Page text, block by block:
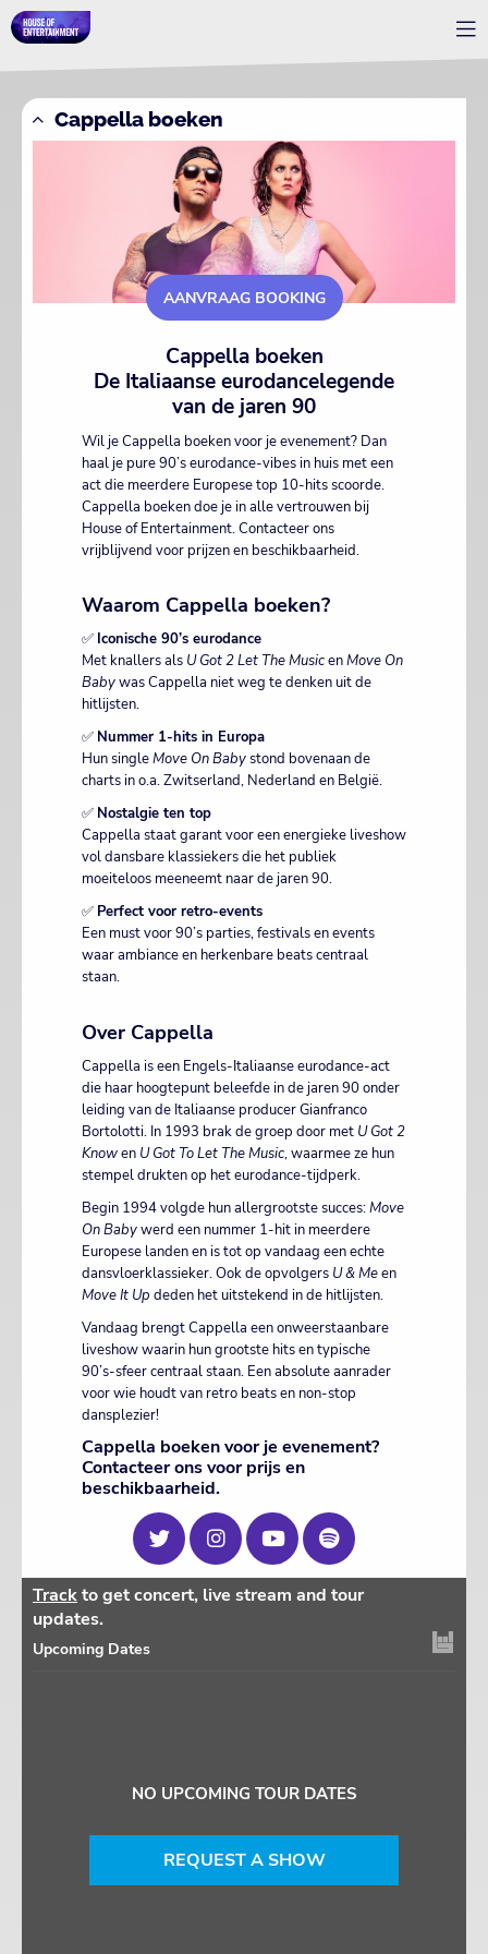
Cappella boeken
AANVRAAG BOOKING
Cappella boeken
De Italiaanse eurodancelegende
van de jaren 90
Wil je Cappella boeken voor je evenement? Dan
haal je pure 90’s eurodance-vibes in huis met een
act die meerdere Europese top 10-hits scoorde.
Cappella boeken doe je in alle vertrouwen bij
House of Entertainment. Contacteer ons
vrijblijvend voor prijzen en beschikbaarheid.
Waarom Cappella boeken?
✅ Iconische 90’s eurodance
Met knallers als U Got 2 Let The MusicenMove On
Babywas Cappella niet weg te denken uit de
hitlijsten.
✅ Nummer 1-hits in Europa
Hun singleMove On Babystond bovenaan de
charts in o.a. Zwitserland, Nederland en België.
✅ Nostalgie ten top
Cappella staat garant voor een energieke liveshow
vol dansbare klassiekers die het publiek
moeiteloos meeneemt naar de jaren 90.
✅ Perfect voor retro-events
Een must voor 90’s parties, festivals en events
waar ambiance en herkenbare beats centraal
staan.
Over Cappella
Cappella is een Engels-Italiaanse eurodance-act
die haar hoogtepunt beleefde in de jaren 90 onder
leiding van de Italiaanse producer Gianfranco
Bortolotti. In 1993 brak de groep door met U Got 2
Knowen U Got To Let The Music, waarmee ze hun
stempel drukten op het eurodance-tijdperk.
Begin 1994 volgde hun allergrootste succes:Move
On Babywerd een nummer 1-hit in meerdere
Europese landen en is tot op vandaag een echte
dansvloerklassieker. Ook de opvolgers U & Meen
Move It Up deden het uitstekend in de hitlijsten.
Vandaag brengt Cappella een onweerstaanbare
liveshow waarin hun grootste hits en typische
90’s-sfeer centraal staan. Een absolute aanrader
voor wie houdt van retro beats en non-stop
dansplezier!
Cappella boeken voor je evenement?
Contacteer ons voor prijs en
beschikbaarheid.
Trackto get concert, live stream and tour
updates.
Upcoming Dates
NO UPCOMING TOUR DATES
REQUEST A SHOW